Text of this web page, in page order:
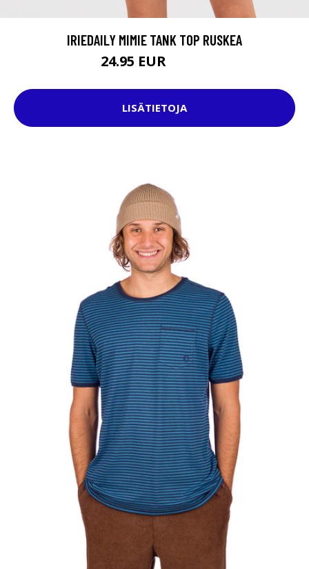
IRIEDAILY MIMIE TANK TOP RUSKEA
24.95 EUR
LISÄTIETOJA